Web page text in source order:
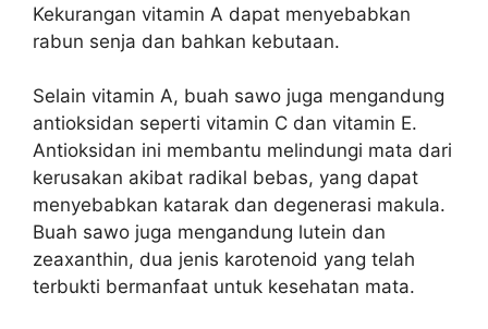
Kekurangan vitamin A dapat menyebabkan
rabun senja dan bahkan kebutaan.
Selain vitamin A, buah sawo juga mengandung
antioksidan seperti vitamin C dan vitamin E.
Antioksidan ini membantu melindungi mata dari
kerusakan akibat radikal bebas, yang dapat
menyebabkan katarak dan degenerasi makula.
Buah sawo juga mengandung lutein dan
zeaxanthin, dua jenis karotenoid yang telah
terbukti bermanfaat untuk kesehatan mata.